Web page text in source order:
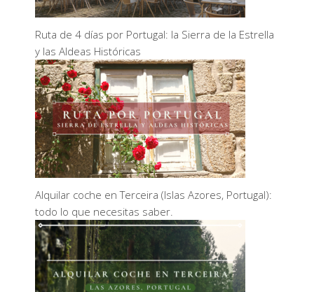
Ruta de 4 días por Portugal: la Sierra de la Estrella
y las Aldeas Históricas
Alquilar coche en Terceira (Islas Azores, Portugal):
todo lo que necesitas saber.